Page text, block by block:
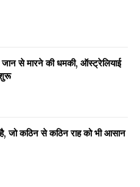
से मारने की धमकी, ऑस्ट्रेलियाई
शुरू
जो कठिन से कठिन राह को भी आसान